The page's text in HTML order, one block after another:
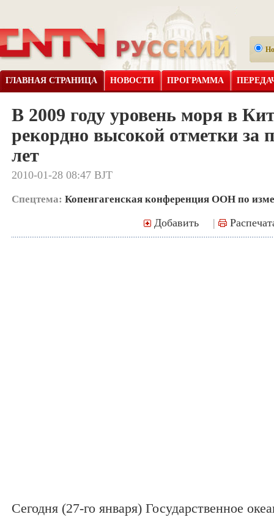
ГЛАВНАЯ СТРАНИЦА НОВОСТИ ПРОГРАММА
В 2009 году уровень моря в
рекордно высокой отметки за
лет
2010-01-28 08:47 BJT
Спецтема: Копенгагенская конференция ООН по
Добавить |
Сегодня (27-го января) Государственное